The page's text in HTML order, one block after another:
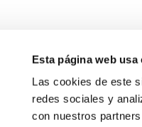
Esta página web usa
Las cookies de este
redes sociales y
con nuestros